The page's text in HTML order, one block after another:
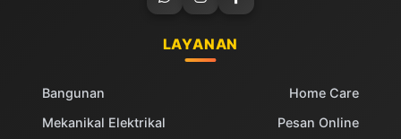
LAYANAN
Bangunan
Mekanikal Elektrikal
Home Care
Pesan Online